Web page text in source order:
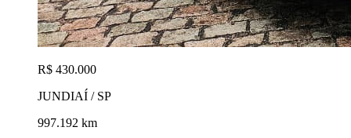
R$ 430.000
JUNDIAÍ / SP
997.192 km